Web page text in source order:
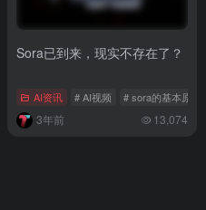
# Plus会员
Sora已到来，现实不存在了？
AI资讯 # AI视频 # sora的基本原理
3年前 13,074